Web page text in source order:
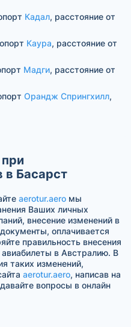
Кадал, расстояние от
Каура, расстояние от
Мадги, расстояние от
Орандж Спрингхилл,
в Басарст
aerotur.aero мы
Ваших личных
внесение изменений в
оплачивается
правильность внесения
в Австралию. В
таких изменений,
aerotur.aero, написав на
вопросы в онлайн